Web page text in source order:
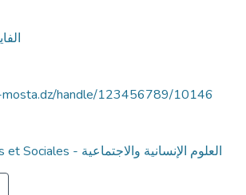
mosta.dz/handle/123456789/10146
Sciences Humaines et Sociales - العلوم الإنسانية والاجتماعية